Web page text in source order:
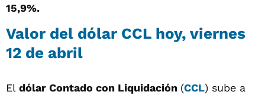
15,9%.
Valor del dólar CCL hoy, viernes
12 de abril
El dólar Contado con Liquidación (CCL) sube a